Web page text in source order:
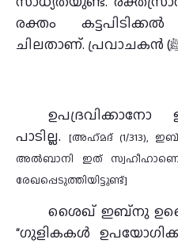
രക്തം
ഉപദ്രവിക്കാനോ
പാടില്ല. [അഹ്‌മദ് (1/313),
അൽബാനി ഇത്
രേഖപ്പെടുത്തിയിട്ടുണ്ട്]
ശൈഖ് ഇബ്‌നു
“ഗുളികകൾ